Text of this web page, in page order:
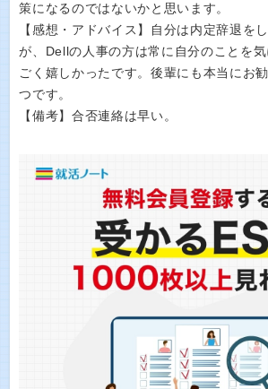
策になるのではないかと思います。
【感想・アドバイス】自分は内定辞退を
が、Dellの人事の方は常に自分のことを
ごく嬉しかったです。後輩にも本当にお
つです。
【備考】合否連絡は早い。